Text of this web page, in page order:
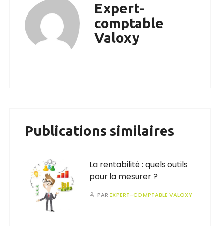
Expert-
comptable
Valoxy
Publications similaires
La rentabilité : quels outils
pour la mesurer ?
PAREXPERT-COMPTABLE VALOXY